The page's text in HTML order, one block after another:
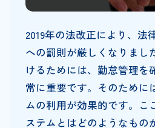
2019年の法改正により、法
への罰則が厳しくなりまし
けるためには、勤怠管理を
常に重要です。そのために
ムの利用が効果的です。こ
ステムとはどのようなもの